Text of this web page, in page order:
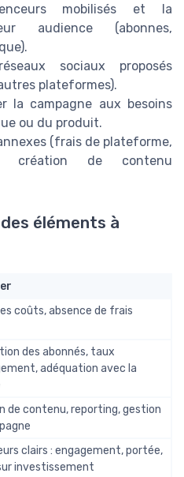
mobilisés et la
audience (abonnes,
sociaux proposés
plateformes).
la campagne aux besoins
ou du produit.
(frais de plateforme,
création de contenu
éléments à
coûts, absence de frais
des abonnés, taux
adéquation avec la
de contenu, reporting, gestion
clairs : engagement, portée,
investissement